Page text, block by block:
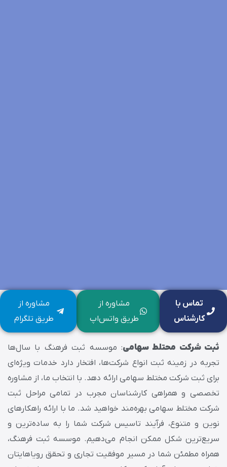
مشاوره از
طریق واتس‌اپ
مشاوره از
طریق تلگرام
تماس با
کارشناس
ثبت شرکت محتلط سهامی: موسسه ثبت فرهنگ با سال‌ها
تجربه در زمینه ثبت انواع شرکت‌ها، افتخار دارد خدمات ویژه‌ای
برای ثبت شرکت مختلط سهامی ارائه دهد. با انتخاب ما، از مشاوره
تخصصی و همراهی کارشناسان مجرب در تمامی مراحل ثبت
شرکت مختلط سهامی بهره‌مند خواهید شد. ما با ارائه راهکارهای
نوین و متنوع، فرآیند تاسیس شرکت شما را به ساده‌ترین و
سریع‌ترین شکل ممکن انجام می‌دهیم. موسسه ثبت فرهنگ،
همراه مطمئن شما در مسیر موفقیت تجاری و تحقق رویاهایتان